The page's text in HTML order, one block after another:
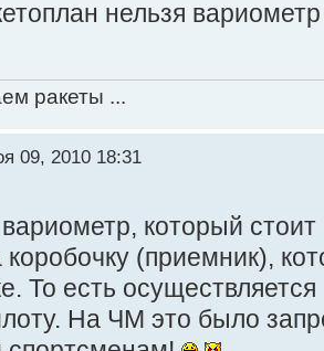
нельзя
ракеты ...
09, 2010 18:31
который
(приемник),
То есть
На ЧМ это было